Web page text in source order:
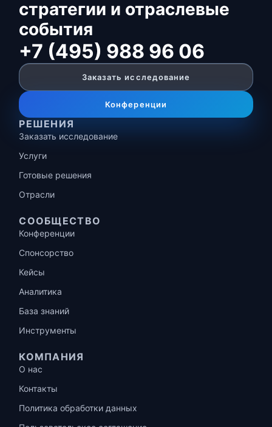
стратегии и отраслевые
события
+7 (495) 988 96 06
Заказать исследование
Конференции
РЕШЕНИЯ
Заказать исследование
Услуги
Готовые решения
Отрасли
СООБЩЕСТВО
Конференции
Спонсорство
Кейсы
Аналитика
База знаний
Инструменты
КОМПАНИЯ
О нас
Контакты
Политика обработки данных